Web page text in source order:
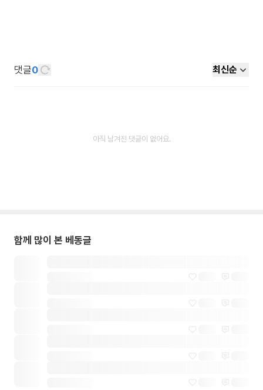
댓글0 최신순
아직 남겨진 댓글이 없어요.
함께 많이 본 베동글